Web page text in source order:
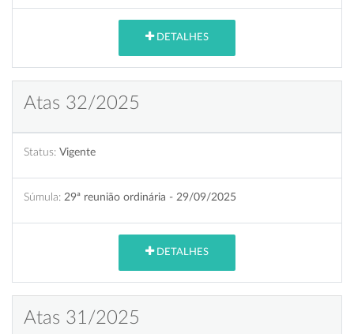
DETALHES
Atas 32/2025
Status: Vigente
Súmula: 29ª reunião ordinária - 29/09/2025
DETALHES
Atas 31/2025